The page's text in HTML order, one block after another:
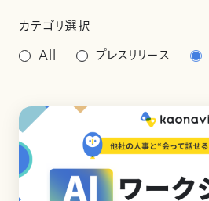
カテゴリ選択
All
プレスリリース